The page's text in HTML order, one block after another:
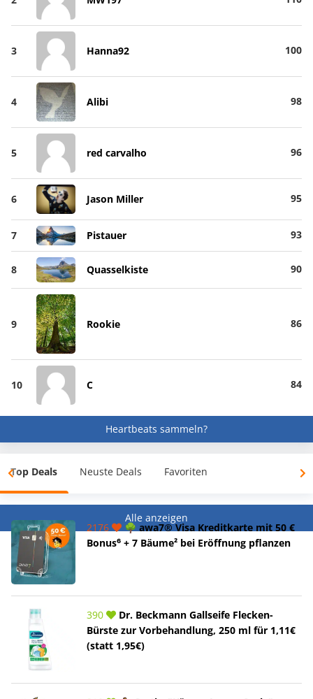
3 Hanna92 100
4 Alibi 98
5 red carvalho 96
6 Jason Miller 95
7 Pistauer 93
8 Quasselkiste 90
9 Rookie 86
10 C 84
Heartbeats sammeln?
Top Deals Neuste Deals Favoriten
Alle anzeigen
2176
🌳 awa7® Visa Kreditkarte mit 50 €
Bonus⁶ + 7 Bäume² bei Eröffnung pflanzen
390
Dr. Beckmann Gallseife Flecken-
Bürste zur Vorbehandlung, 250 ml für 1,11€
(statt 1,95€)